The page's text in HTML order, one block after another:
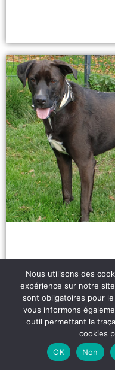
Nous utilisons des
expérience sur notre
sont obligatoires pour
vous informons
outil permettant la
cookies
OK
Non